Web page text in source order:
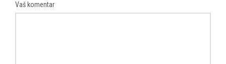
Vaš komentar